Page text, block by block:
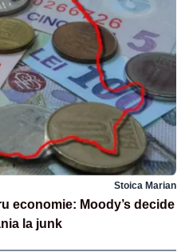
Stoica Marian
economie: Moody’s decide
la junk